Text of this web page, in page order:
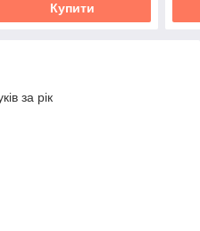
Купити
за рік